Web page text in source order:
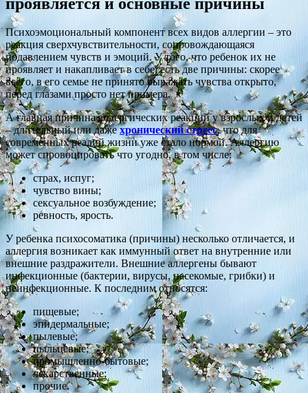
Психоэмоциональный компонент всех видов аллергии – это
реакция сверхчувствительности, сопровождающаяся
подавлением чувств и эмоций. У того, что ребенок их не
проявляет и накапливает в себе, есть две причины: скорее
всего, в его семье не принято выражать чувства открыто,
перед глазами просто нет примера.
А главная причина аллергических реакций у взрослых и детей
– длительный или дажехронический стресс, что для
современных реалий жизни уже стало нормой. Аллергию
может спровоцировать что угодно, в том числе:
страх, испуг;
чувство вины;
сексуальное возбуждение;
ревность, ярость.
У ребенка психосоматика (причины) несколько отличается, и
аллергия возникает как иммунный ответ на внутренние или
внешние раздражители. Внешние аллергены бывают
инфекционные (бактерии, вирусы, насекомые, грибки) и
неинфекционные. К последним относятся:
пищевые;
эпидермальные;
пылевые;
пыльцевые;
промышленно-бытовые;
лекарственные;
прочие.